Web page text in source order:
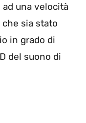
ad una velocità
che sia stato
in grado di
del suono di